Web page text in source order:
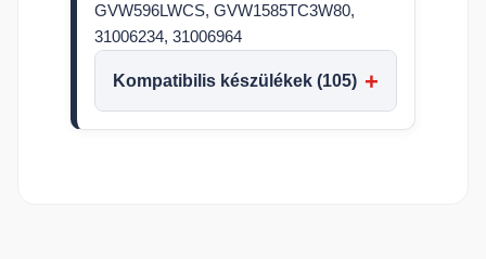
GVW596LWCS, GVW1585TC3W80,
31006234, 31006964
Kompatibilis készülékek (105)